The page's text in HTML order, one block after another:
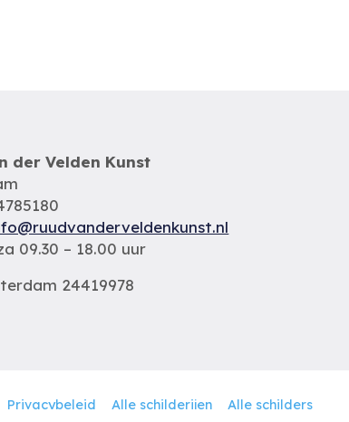
der Velden Kunst
09.30 – 18.00 uur
24419978
Privacybeleid Alle schilderijen Alle schilders